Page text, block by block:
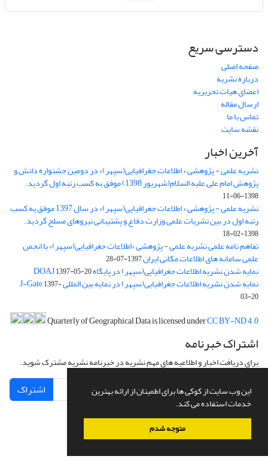
این وب سایت از کوکی ها برای اطمینان از ارائه بهترین
خدمات استفاده می کند.
متوجه شدم
دسترسی سریع
صفحه اصلی
درباره نشریه
اعضای هیات تحریریه
ارسال مقاله
تماس با ما
نقشه سایت
آخرین اخبار
نشریه علمی - پژوهشی « اطلاعات جغرافیایی(سپهر)» در دومین جشنواره دانش و
پژوهش امام علی علیه السلام(شهریور 1398) موفق به کسب رتبه اول گردید.
1398-06-11
نشریه علمی - پژوهشی « اطلاعات جغرافیایی(سپهر)» در سال 1397 موفق به کسب
رتبه اول در بین نشریات علمی وزارت دفاع و پشتیبانی نیروهای مسلح گردید.
1398-02-18
تفاهم نامه علمی نشریه علمی - پژوهشی «اطلاعات جغرافیایی(سپهر)» با انجمن
علمی سامانه های اطلاعات مکانی ایران1397-07-28
نمایه شدن نشریه اطلاعات جغرافیایی(سپهر) در پایگاه DOAJ1397-05-20
نمایه شدن نشریه اطلاعات جغرافیایی(سپهر) در نمایه بین المللی J-Gate1397-
03-20
Quarterly of Geographical Data is licensed underCC BY-ND 4.0
اشتراک خبرنامه
برای دریافت اخبار و اطلاعیه های مهم نشریه در خبرنامه نشریه مشترک شوید.
اشتراک
سامانه مدیریت نشریات علمی.طراحی و پیاده سازی ازسیناوب